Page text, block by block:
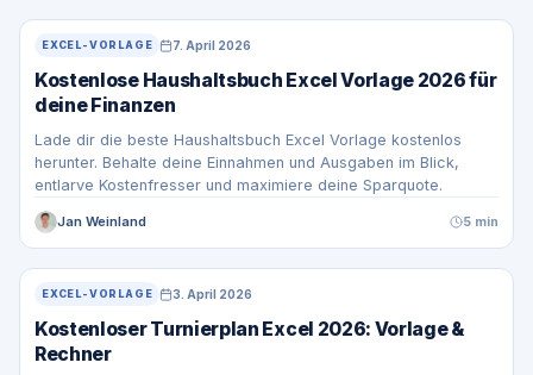
EXCEL-VORLAGE 7. April 2026
Kostenlose Haushaltsbuch Excel Vorlage 2026 für
deine Finanzen
Lade dir die beste Haushaltsbuch Excel Vorlage kostenlos
herunter. Behalte deine Einnahmen und Ausgaben im Blick,
entlarve Kostenfresser und maximiere deine Sparquote.
Jan Weinland 5 min
EXCEL-VORLAGE 3. April 2026
Kostenloser Turnierplan Excel 2026: Vorlage &
Rechner